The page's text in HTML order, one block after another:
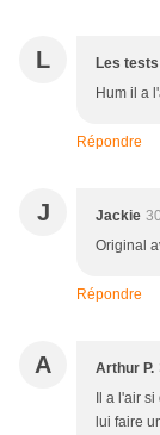
L Les
Hum il a
Répondre
J Jackie
Original
Répondre
A Arthur P.
Il a l'air
lui faire